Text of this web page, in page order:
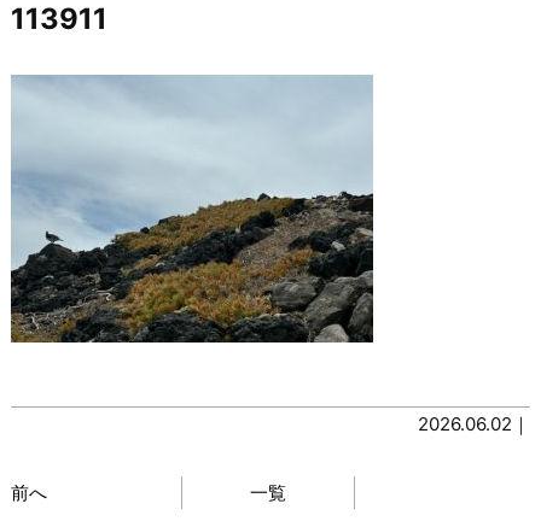
113911
2026.06.02｜
前へ 一覧